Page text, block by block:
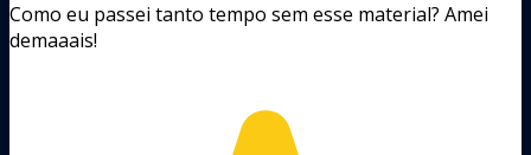
Como eu passei tanto tempo sem esse material? Amei
demaaais!